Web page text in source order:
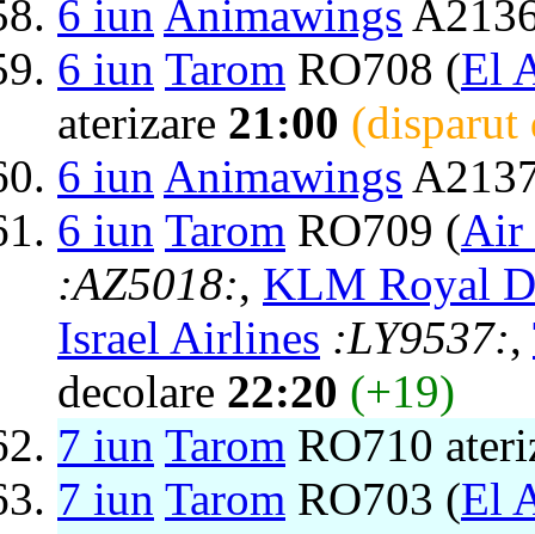
6 iun Animawings
6 iun Tarom RO708 (El
aterizare 21:00 (disparut
6 iun Animawings
6 iun Tarom RO709 (Air
:AZ5018:, KLM Royal
Israel Airlines :LY9537:,
decolare 22:20 (+19)
7 iun Tarom RO710
7 iun Tarom RO703 (El